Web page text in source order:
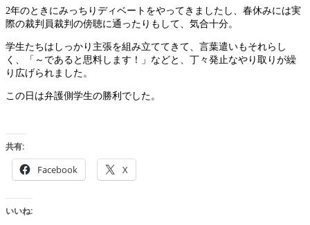
2年のときにみっちりディベートをやってきましたし、春休みには実
際の裁判員裁判の傍聴に通ったりもして、気合十分。
学生たちはしっかり主張を組み立ててきて、言葉遣いもそれらし
く、「～であると思料します！」などと、丁々発止なやり取りが繰
り広げられました。
この日は弁護側学生の勝利でした。
共有:
Facebook X
いいね: